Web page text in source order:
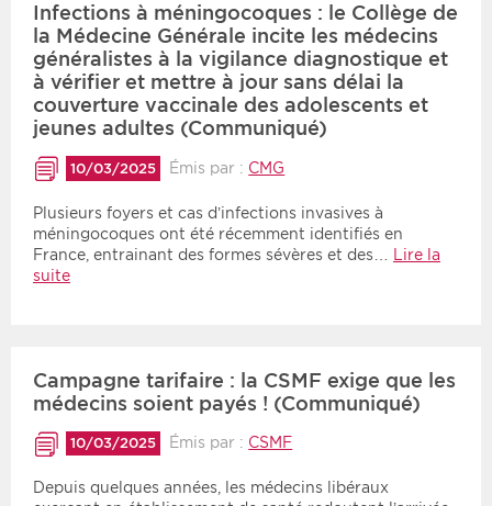
Infections à méningocoques : le Collège de
la Médecine Générale incite les médecins
généralistes à la vigilance diagnostique et
à vérifier et mettre à jour sans délai la
couverture vaccinale des adolescents et
jeunes adultes (Communiqué)
10/03/2025 Émis par : CMG
Plusieurs foyers et cas d’infections invasives à
méningocoques ont été récemment identifiés en
France, entrainant des formes sévères et des…
Lire la
suite
Campagne tarifaire : la CSMF exige que les
médecins soient payés ! (Communiqué)
10/03/2025 Émis par : CSMF
Depuis quelques années, les médecins libéraux